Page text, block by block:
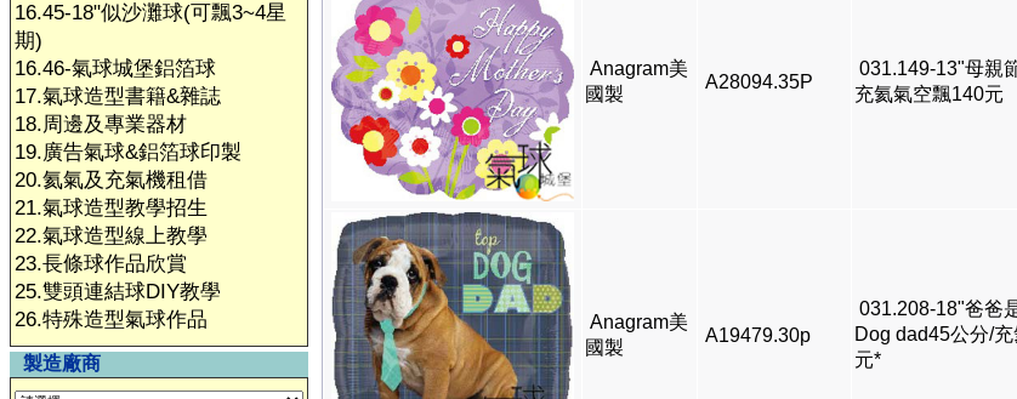
16.45-18"似沙灘球(可飄3~4星
期)
16.46-氣球城堡鋁箔球
17.氣球造型書籍&雜誌
18.周邊及專業器材
19.廣告氣球&鋁箔球印製
20.氦氣及充氣機租借
21.氣球造型教學招生
22.氣球造型線上教學
23.長條球作品欣賞
25.雙頭連結球DIY教學
26.特殊造型氣球作品
製造廠商
Anagram美
國製
A28094.35P
031.149-13"母親
充氦氣空飄140元
Anagram美
國製
A19479.30p
031.208-18"爸爸
Dog dad45公分/
元*